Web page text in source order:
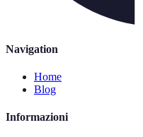
Navigation
Home
Blog
Informazioni